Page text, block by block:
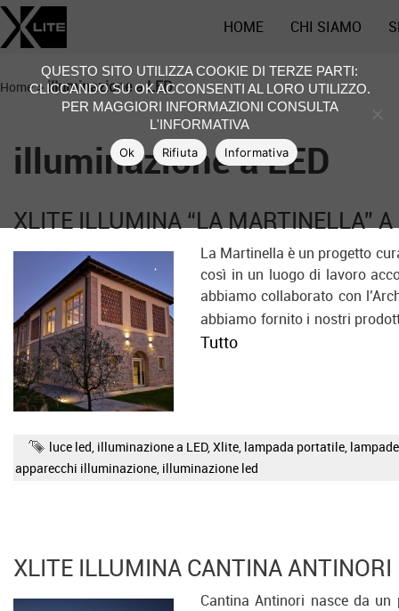
HOME CHI SIAMO
Home>illuminazione a LED
illuminazione a LED
XLITE ILLUMINA “LA MARTINELLA”
La Martinella è un progetto
così in un luogo di lavoro
abbiamo collaborato con
abbiamo fornito i nostri
Tutto
luce led, illuminazione a LED,Xlite, lampada portatile,
apparecchi illuminazione, illuminazione led
XLITE ILLUMINA CANTINA ANTINORI
Cantina Antinori nasce da
QUESTO SITO UTILIZZA COOKIE DI TERZE PARTI:
CLICCANDO SU OK ACCONSENTI AL LORO UTILIZZO.
PER MAGGIORI INFORMAZIONI CONSULTA
L'INFORMATIVA
Ok Rifiuta Informativa